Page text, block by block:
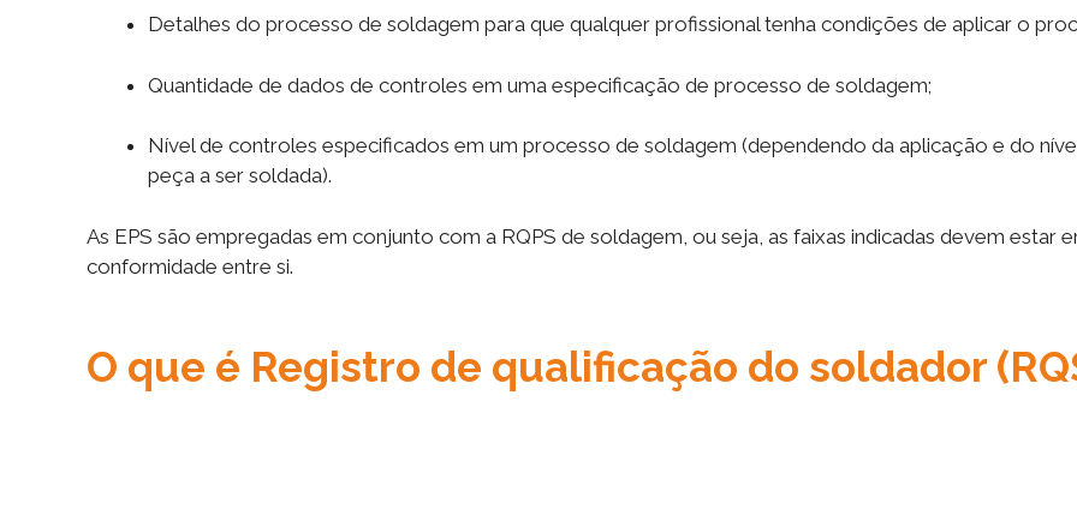
Detalhes do processo de soldagem para que qualquer profissional tenha condições de aplicar o
Quantidade de dados de controles em uma especificação de processo de soldagem;
Nível de controles especificados em um processo de soldagem (dependendo da aplicação e do
peça a ser soldada).
As EPS são empregadas em conjunto com a RQPS de soldagem, ou seja, as faixas indicadas devem estar
conformidade entre si.
O que é Registro de qualificação do soldador